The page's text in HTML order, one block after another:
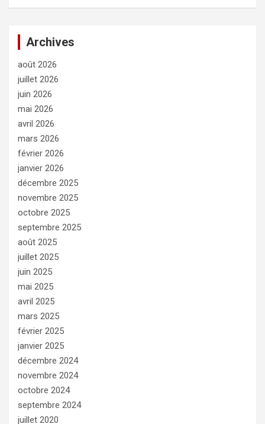
Archives
août 2026
juillet 2026
juin 2026
mai 2026
avril 2026
mars 2026
février 2026
janvier 2026
décembre 2025
novembre 2025
octobre 2025
septembre 2025
août 2025
juillet 2025
juin 2025
mai 2025
avril 2025
mars 2025
février 2025
janvier 2025
décembre 2024
novembre 2024
octobre 2024
septembre 2024
juillet 2020